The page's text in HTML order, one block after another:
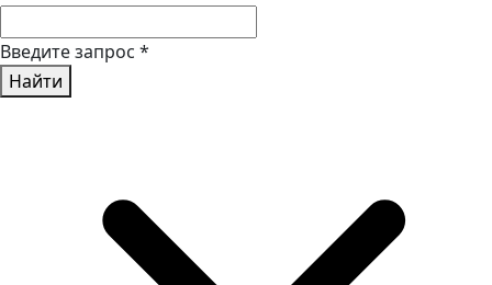
Введите запрос *
Найти